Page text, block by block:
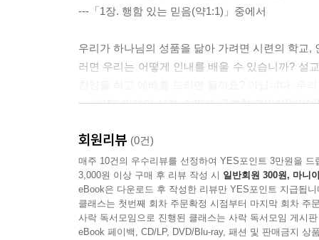
---「1장. 행함 있는 믿음(약1:1)」중에서
우리가 하나님의 성품을 닮아 가려면 시련의 학교
러면 우리는 어떻게 인내를 배울 수 있습니까? 설
---「2장. 인생의 시련, 어떻게 극복할 것인가?(약
이것이 바로 두 마음을 품은 그리스도인의 모습
포기하지 않은 그리스도인이 얼마나 많은지 모릅
자기 뜻이 그대로 살아 있는 경우가 많습니다. 인
---「2장. 인생의 시련, 어떻게 극복할 것인가?(약
오늘날 저와 여러분의 마음에도 원망과 핑계가 도
회원리뷰 (0건)
매주 10건의 우수리뷰를 선정하여 YES포인트 3만원을 드
3,000원 이상 구매 후 리뷰 작성 시 일반회원 300원, 마니
eBook은 다운로드 후 작성한 리뷰만 YES포인트 지급됩니
클래스는 첫번째 회차 주문확정 시점부터 마지막 회차 주
사락 독서모임으로 진행된 클래스는 사락 독서모임 게시
eBook 페이백, CD/LP, DVD/Blu-ray, 패션 및 판매금지 상